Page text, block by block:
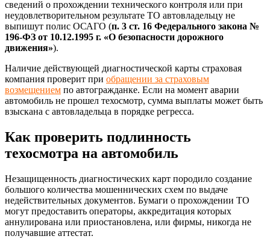
сведений о прохождении технического контроля или при
неудовлетворительном результате ТО автовладельцу не
выпишут полис ОСАГО (п. 3 ст. 16 Федерального закона №
196-ФЗ от 10.12.1995 г. «О безопасности дорожного
движения»).
Наличие действующей диагностической карты страховая
компания проверит при обращении за страховым
возмещением по автогражданке. Если на момент аварии
автомобиль не прошел техосмотр, сумма выплаты может быть
взыскана с автовладельца в порядке регресса.
Как проверить подлинность
техосмотра на автомобиль
Незащищенность диагностических карт породило создание
большого количества мошеннических схем по выдаче
недействительных документов. Бумаги о прохождении ТО
могут предоставить операторы, аккредитация которых
аннулирована или приостановлена, или фирмы, никогда не
получавшие аттестат.